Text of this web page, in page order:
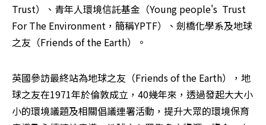
Trust）、青年人環境信託基金（Young people's  Trust
For The Environment，簡稱YPTF）、劍橋化學系及地球
之友（Friends of the Earth）。
英國參訪最終站為地球之友（Friends of the Earth），地
球之友在1971年於倫敦成立，40幾年來，透過發起大大小
小的環境議題及相關倡議連署活動，提升大眾的環境保育